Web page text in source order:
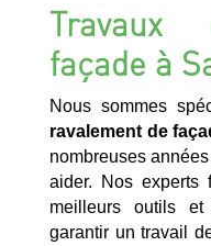
Travaux
façade à
Nous sommes
ravalement de
nombreuses
aider. Nos experts
meilleurs outils
garantir un travail